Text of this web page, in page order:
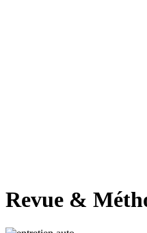
Revue &